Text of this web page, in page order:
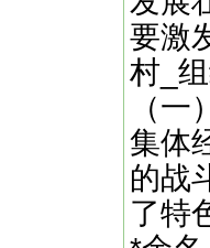
要激
村_
（
集体
的战
了特